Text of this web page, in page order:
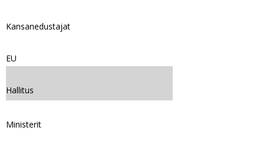
Kansanedustajat
EU
Hallitus
Ministerit